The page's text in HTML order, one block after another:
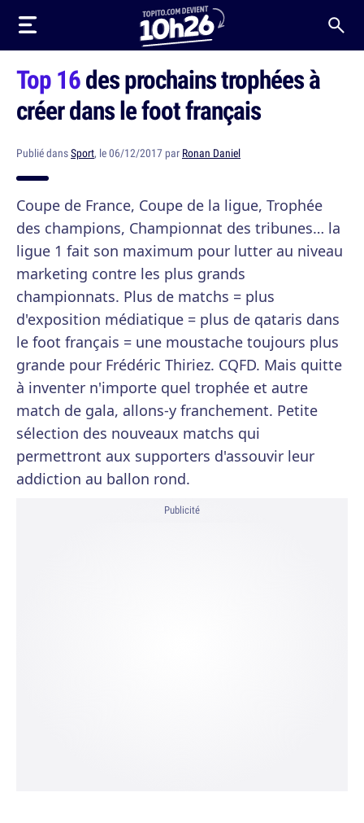
Top 16des prochains trophées à
créer dans le foot français
Publié dansSport, le 06/12/2017 par Ronan Daniel
Coupe de France, Coupe de la ligue, Trophée
des champions, Championnat des tribunes… la
ligue 1 fait son maximum pour lutter au niveau
marketing contre les plus grands
championnats. Plus de matchs = plus
d'exposition médiatique = plus de qataris dans
le foot français = une moustache toujours plus
grande pour Frédéric Thiriez. CQFD. Mais quitte
à inventer n'importe quel trophée et autre
match de gala, allons-y franchement. Petite
sélection des nouveaux matchs qui
permettront aux supporters d'assouvir leur
addiction au ballon rond.
Publicité